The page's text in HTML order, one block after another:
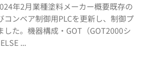
年2月業種塗料メーカー概要既存の
コンベア制御用PLCを更新し、制御プ
した。機器構成・GOT（GOT2000シ
...